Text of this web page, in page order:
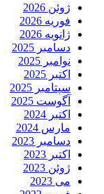
ژوئن 2026
فوریه 2026
ژانویه 2026
دسامبر 2025
نوامبر 2025
اکتبر 2025
سپتامبر 2025
آگوست 2025
اکتبر 2024
مارس 2024
دسامبر 2023
اکتبر 2023
ژوئن 2023
می 2023